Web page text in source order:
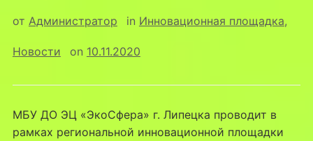
от Администратор in Инновационная площадка,
Новости on 10.11.2020
МБУ ДО ЭЦ «ЭкоСфера» г. Липецка проводит в
рамках региональной инновационной площадки